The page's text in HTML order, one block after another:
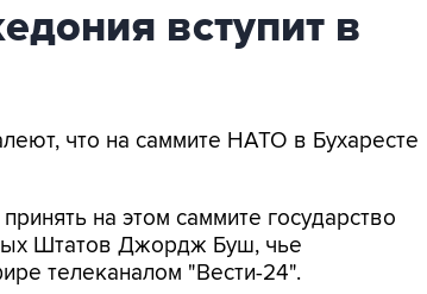
вступит в
что на саммите НАТО в Бухаресте
на этом саммите государство
Штатов Джордж Буш, чье
телеканалом "Вести-24".